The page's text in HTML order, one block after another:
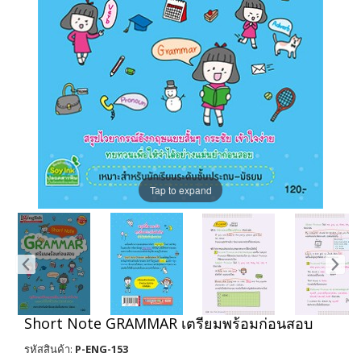
Tap to expand
Short Note GRAMMAR เตรียมพร้อมก่อนสอบ
รหัสสินค้า: P-ENG-153